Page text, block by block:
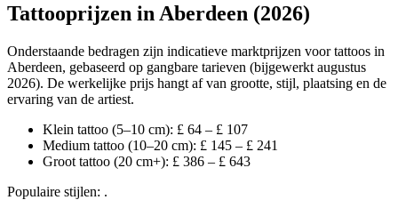
Tattooprijzen in Aberdeen (2026)
Onderstaande bedragen zijn indicatieve marktprijzen voor tattoos in
Aberdeen, gebaseerd op gangbare tarieven (bijgewerkt augustus
2026). De werkelijke prijs hangt af van grootte, stijl, plaatsing en de
ervaring van de artiest.
Klein tattoo (5–10 cm): £ 64 – £ 107
Medium tattoo (10–20 cm): £ 145 – £ 241
Groot tattoo (20 cm+): £ 386 – £ 643
Populaire stijlen: .